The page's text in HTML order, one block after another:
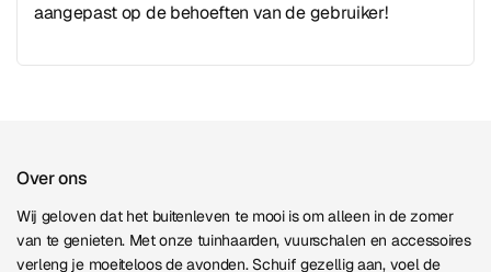
aangepast op de behoeften van de gebruiker!
Over ons
Wij geloven dat het buitenleven te mooi is om alleen in de zomer
van te genieten. Met onze tuinhaarden, vuurschalen en accessoires
verleng je moeiteloos de avonden. Schuif gezellig aan, voel de